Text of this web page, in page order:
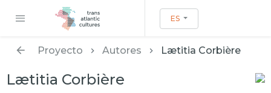
ES
Proyecto Autores Lætitia Corbière
Lætitia Corbière